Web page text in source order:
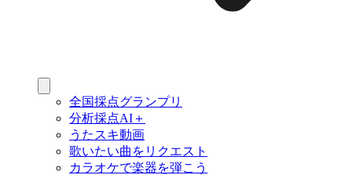
全国採点グランプリ
分析採点AI＋
うたスキ動画
歌いたい曲をリクエスト
カラオケで楽器を弾こう